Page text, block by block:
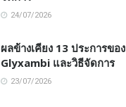
24/07/2026
ผลข้างเคียง 13 ประการของ
Glyxambi และวิธีจัดการ
23/07/2026